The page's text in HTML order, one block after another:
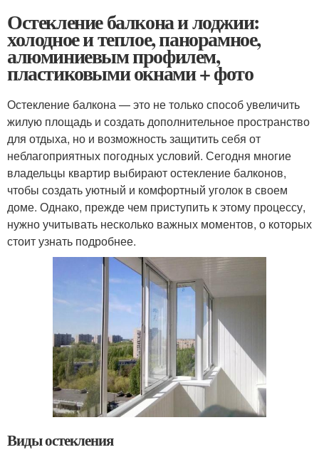
Остекление балкона и лоджии:
холодное и теплое, панорамное,
алюминиевым профилем,
пластиковыми окнами + фото
Остекление балкона — это не только способ увеличить
жилую площадь и создать дополнительное пространство
для отдыха, но и возможность защитить себя от
неблагоприятных погодных условий. Сегодня многие
владельцы квартир выбирают остекление балконов,
чтобы создать уютный и комфортный уголок в своем
доме. Однако, прежде чем приступить к этому процессу,
нужно учитывать несколько важных моментов, о которых
стоит узнать подробнее.
Виды остекления